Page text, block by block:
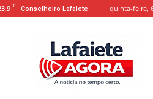
C Conselheiro Lafaiete quinta-feira,